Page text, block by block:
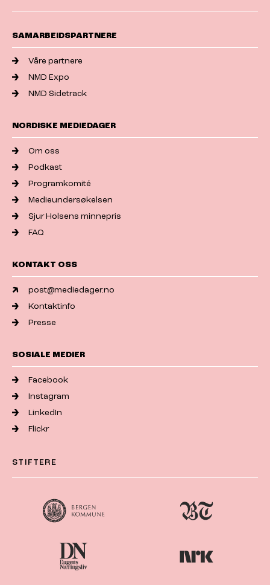
SAMARBEIDSPARTNERE
Våre partnere
NMD Expo
NMD Sidetrack
NORDISKE MEDIEDAGER
Om oss
Podkast
Programkomité
Medieundersøkelsen
Sjur Holsens minnepris
FAQ
KONTAKT OSS
post@mediedager.no
Kontaktinfo
Presse
SOSIALE MEDIER
Facebook
Instagram
LinkedIn
Flickr
STIFTERE